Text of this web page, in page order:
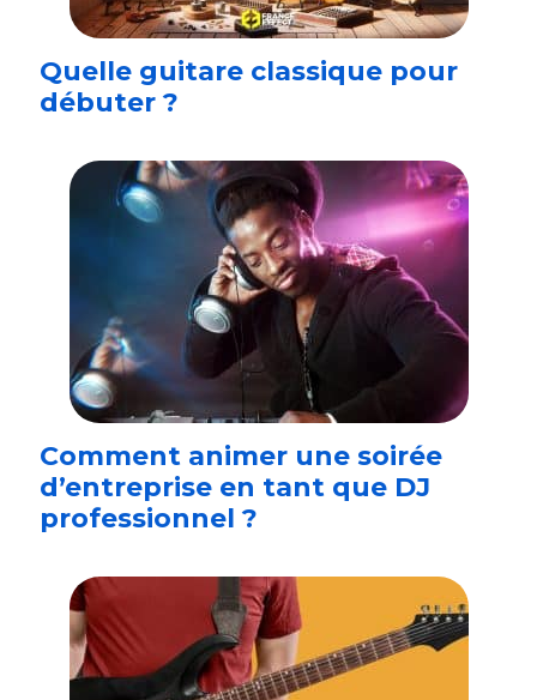
Quelle guitare classique pour
débuter ?
Comment animer une soirée
d’entreprise en tant que DJ
professionnel ?